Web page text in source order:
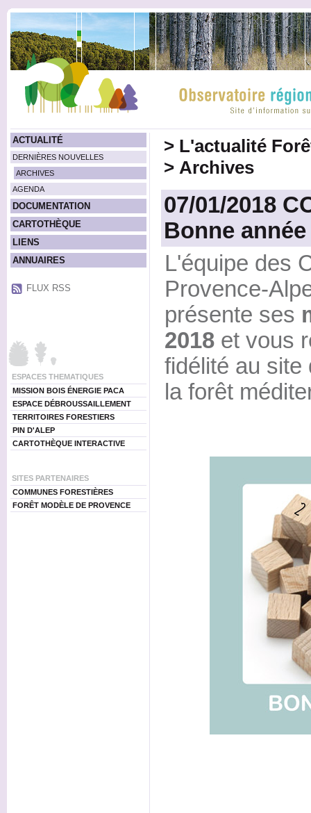
ACTUALITÉ
DERNIÈRES NOUVELLES
ARCHIVES
AGENDA
DOCUMENTATION
CARTOTHÈQUE
LIENS
ANNUAIRES
FLUX RSS
ESPACES THEMATIQUES
MISSION BOIS ÉNERGIE PACA
ESPACE DÉBROUSSAILLEMENT
TERRITOIRES FORESTIERS
PIN D'ALEP
CARTOTHÈQUE INTERACTIVE
SITES PARTENAIRES
COMMUNES FORESTIÈRES
FORÊT MODÈLE DE PROVENCE
> L'actualité
> Archives
07/01/2018
Bonne année
L'équipe des
Provence-
présente ses
2018et vous
fidélité au site
la forêt